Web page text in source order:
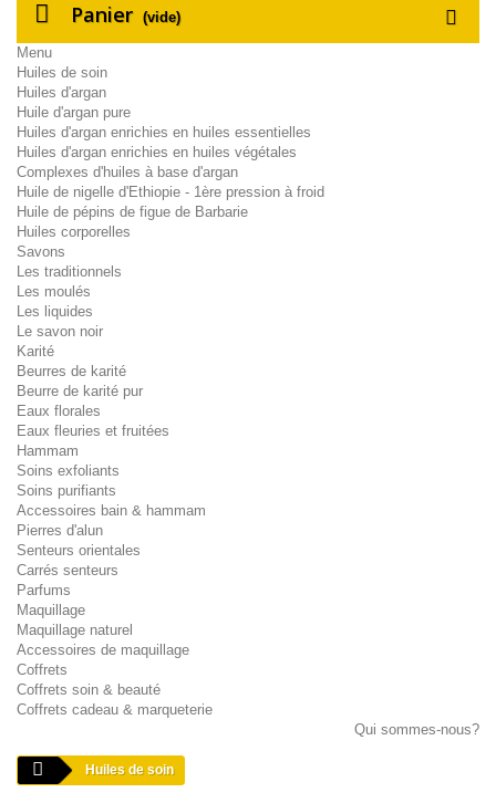
Panier (vide)
Menu
Huiles de soin
Huiles d'argan
Huile d'argan pure
Huiles d'argan enrichies en huiles essentielles
Huiles d'argan enrichies en huiles végétales
Complexes d'huiles à base d'argan
Huile de nigelle d'Ethiopie - 1ère pression à froid
Huile de pépins de figue de Barbarie
Huiles corporelles
Savons
Les traditionnels
Les moulés
Les liquides
Le savon noir
Karité
Beurres de karité
Beurre de karité pur
Eaux florales
Eaux fleuries et fruitées
Hammam
Soins exfoliants
Soins purifiants
Accessoires bain & hammam
Pierres d'alun
Senteurs orientales
Carrés senteurs
Parfums
Maquillage
Maquillage naturel
Accessoires de maquillage
Coffrets
Coffrets soin & beauté
Coffrets cadeau & marqueterie
Qui sommes-nous?
Huiles de soin